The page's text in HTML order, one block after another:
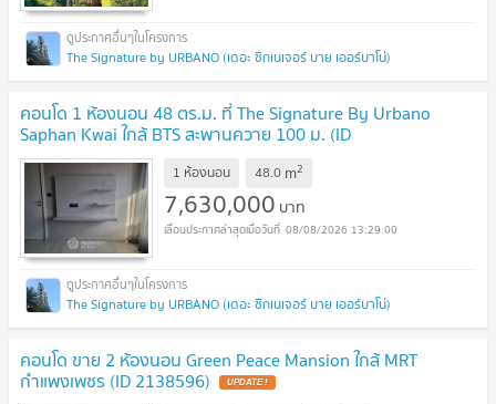
The Signature by URBANO (เดอะ ซิกเนเจอร์ บาย เออร์บาโน่)
คอนโด 1 ห้องนอน 48 ตร.ม. ที่ The Signature By Urbano
Saphan Kwai ใกล้ BTS สะพานควาย 100 ม. (ID
2741238) UPDATE !
1 ห้องนอน 48.0 m2
7,630,000 บาท
08/08/2026 13:29:00
The Signature by URBANO (เดอะ ซิกเนเจอร์ บาย เออร์บาโน่)
คอนโด ขาย 2 ห้องนอน Green Peace Mansion ใกล้ MRT
กำแพงเพชร (ID 2138596) UPDATE !